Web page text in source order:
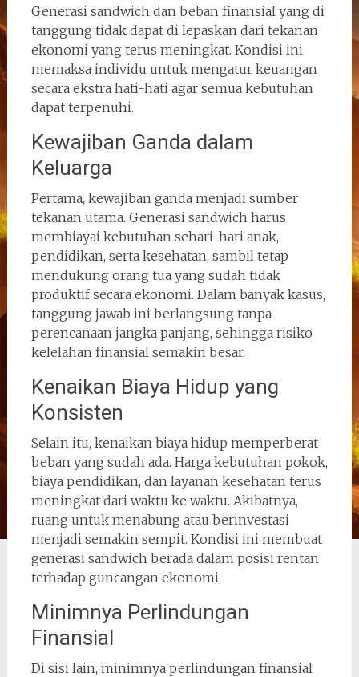
Generasi sandwich dan beban finansial yang di
tanggung tidak dapat di lepaskan dari tekanan
ekonomi yang terus meningkat. Kondisi ini
memaksa individu untuk mengatur keuangan
secara ekstra hati-hati agar semua kebutuhan
dapat terpenuhi.
Kewajiban Ganda dalam
Keluarga
Pertama, kewajiban ganda menjadi sumber
tekanan utama. Generasi sandwich harus
membiayai kebutuhan sehari-hari anak,
pendidikan, serta kesehatan, sambil tetap
mendukung orang tua yang sudah tidak
produktif secara ekonomi. Dalam banyak kasus,
tanggung jawab ini berlangsung tanpa
perencanaan jangka panjang, sehingga risiko
kelelahan finansial semakin besar.
Kenaikan Biaya Hidup yang
Konsisten
Selain itu, kenaikan biaya hidup memperberat
beban yang sudah ada. Harga kebutuhan pokok,
biaya pendidikan, dan layanan kesehatan terus
meningkat dari waktu ke waktu. Akibatnya,
ruang untuk menabung atau berinvestasi
menjadi semakin sempit. Kondisi ini membuat
generasi sandwich berada dalam posisi rentan
terhadap guncangan ekonomi.
Minimnya Perlindungan
Finansial
Di sisi lain, minimnya perlindungan finansial